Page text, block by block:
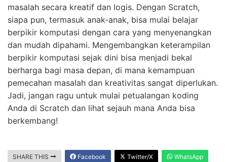
masalah secara kreatif dan logis. Dengan Scratch,
siapa pun, termasuk anak-anak, bisa mulai belajar
berpikir komputasi dengan cara yang menyenangkan
dan mudah dipahami. Mengembangkan keterampilan
berpikir komputasi sejak dini bisa menjadi bekal
berharga bagi masa depan, di mana kemampuan
pemecahan masalah dan kreativitas sangat diperlukan.
Jadi, jangan ragu untuk mulai petualangan koding
Anda di Scratch dan lihat sejauh mana Anda bisa
berkembang!
SHARE THIS Facebook Twitter/X WhatsApp